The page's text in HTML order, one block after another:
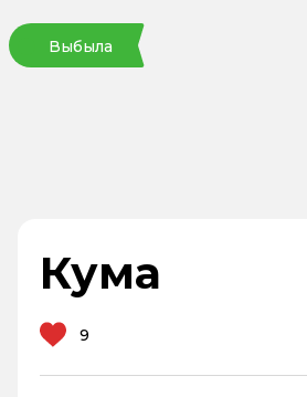
Выбыла
Кума
9